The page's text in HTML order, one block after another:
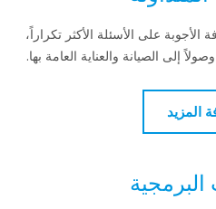
على الأسئلة الأكثر تكراراً،
والعناية العامة بها.